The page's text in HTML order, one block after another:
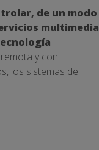
de un modo
multimedia
y con
los sistemas de